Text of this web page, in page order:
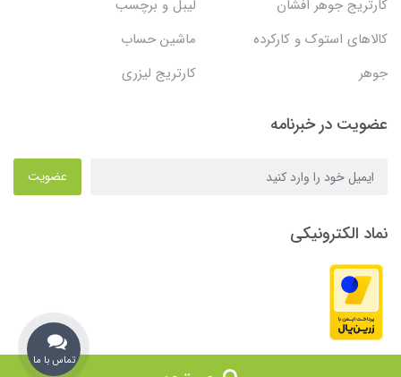
کارتریج جوهر افشان
لیبل و برچسب
کالاهای استوک و کارکرده
ماشین حساب
جوهر
کارتریج لیزری
عضویت در خبرنامه
عضویت
نماد الکترونیکی
تماس با ما